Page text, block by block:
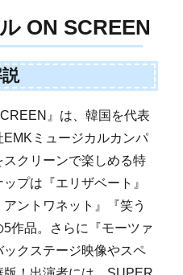
ON SCREEN
』は、韓国を代表
ミュージカルカンパ
クリーンで楽しめる特
プは『エリザベート』
アントワネット』『笑う
作品。さらに『モーツァ
クステージ映像やスペ